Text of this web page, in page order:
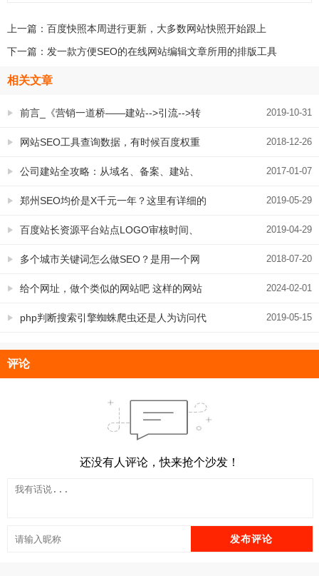
上一篇： 百度快照本周进行更新，大多数网站快照开始跟上
下一篇： 发一款方便SEO的在线网站编辑文章所用的排版工具
相关文章
2019-10-31
前言_《营销一道桥——建站-->引流-->转
化&再营销》 2018-12-26
网站SEO工具查询数据，有时候百度权重
是0，有时候是1，原来是因为这 2017-01-07
公司建站全攻略：从域名、备案、建站、
SEO推广到整合营销，详细全解析！ 2019-05-29
郑州SEO均价是X千元一年？这里有详细的
答案 2019-04-29
百度站长资源平台站点LOGO审核时间、
标准、注意事项 2018-07-20
多个城市关键词怎么做SEO？是用一个网
站还是多个网站更好？ 2024-02-01
给个网址，做个类似的网站吧 这样的网站
建设需求好满足吗 2019-05-15
php判断搜索引擎蜘蛛爬虫还是人为访问代
评论
还没有人评论，快来抢个沙发！
发布评论